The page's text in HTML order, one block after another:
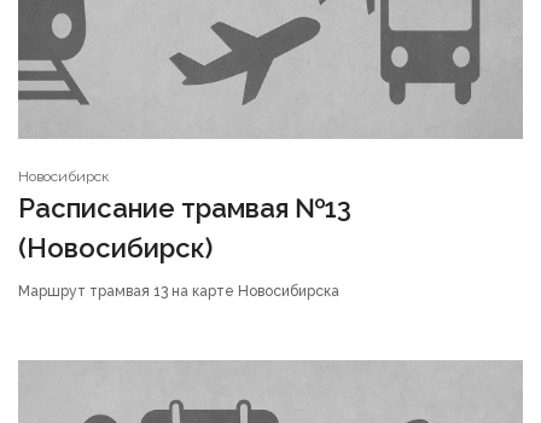
Новосибирск
Расписание трамвая №13
(Новосибирск)
Маршрут трамвая 13 на карте Новосибирска